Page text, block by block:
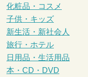
化粧品・コスメ
子供・キッズ
新生活・新社会人
旅行・ホテル
日用品・生活用品
本・CD・DVD